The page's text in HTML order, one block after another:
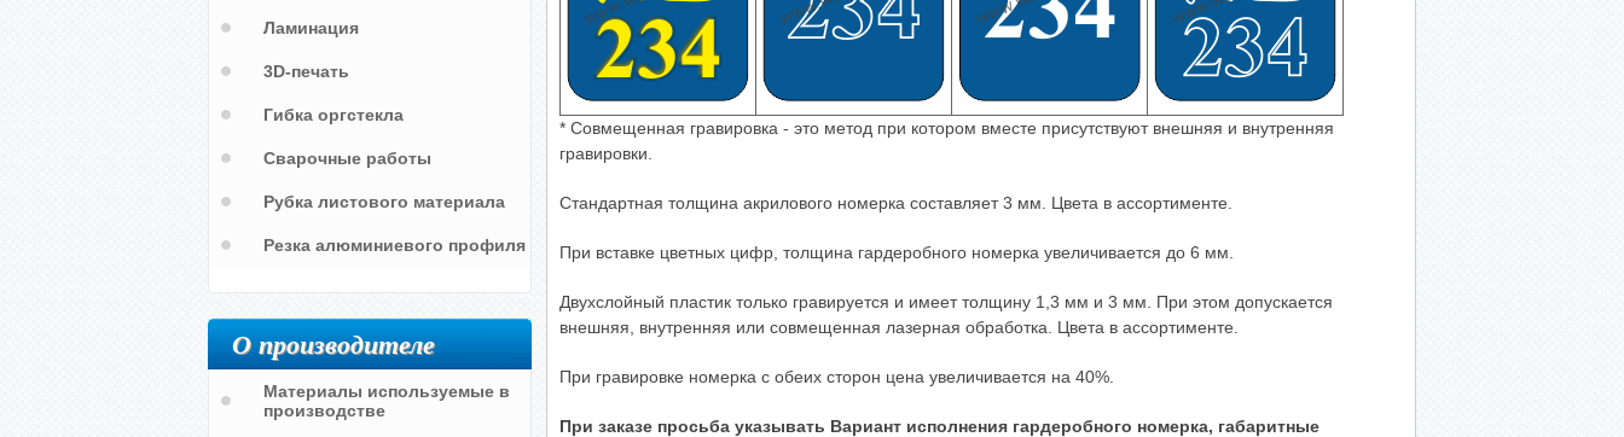
* Совмещенная гравировка - это метод при котором вместе присутствуют внешняя и внутренняя
гравировки.
Стандартная толщина акрилового номерка составляет 3 мм. Цвета в ассортименте.
При вставке цветных цифр, толщина гардеробного номерка увеличивается до 6 мм.
Двухслойный пластик только гравируется и имеет толщину 1,3 мм и 3 мм. При этом допускается
внешняя, внутренняя или совмещенная лазерная обработка. Цвета в ассортименте.
При гравировке номерка с обеих сторон цена увеличивается на 40%.
При заказе просьба указывать Вариант исполнения гардеробного номерка, габаритные
Ламинация
3D-печать
Гибка оргстекла
Сварочные работы
Рубка листового материала
Резка алюминиевого профиля
О производителе
Материалы используемые в
производстве